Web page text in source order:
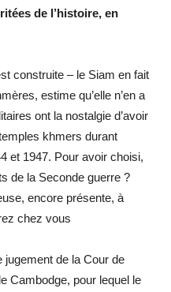
de l’histoire, en
construite – le Siam en fait
estime qu’elle n’en a
ont la nostalgie d’avoir
khmers durant
et 1947. Pour avoir choisi,
de la Seconde guerre ?
encore présente, à
chez vous
jugement de la Cour de
Cambodge, pour lequel le